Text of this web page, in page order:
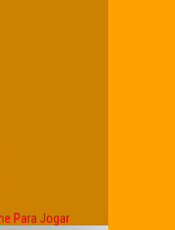
Para Jogar